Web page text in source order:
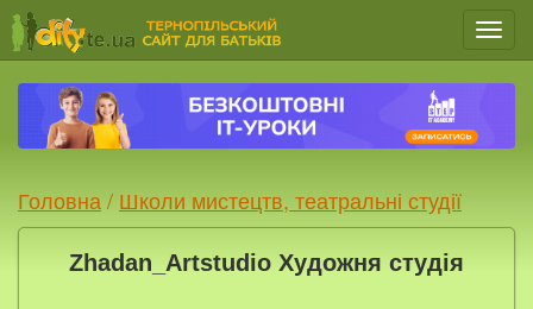
Меню
Головна / Школи мистецтв, театральні студії
Zhadan_Artstudio Художня студія